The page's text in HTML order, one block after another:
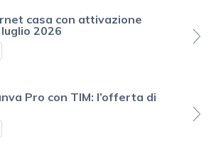
casa con attivazione
2026
Pro con TIM: l’offerta di